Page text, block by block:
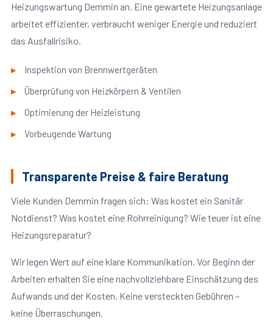
Heizungswartung Demmin an. Eine gewartete Heizungsanlage
arbeitet effizienter, verbraucht weniger Energie und reduziert
das Ausfallrisiko.
Inspektion von Brennwertgeräten
Überprüfung von Heizkörpern & Ventilen
Optimierung der Heizleistung
Vorbeugende Wartung
Transparente Preise & faire Beratung
Viele Kunden Demmin fragen sich: Was kostet ein Sanitär
Notdienst? Was kostet eine Rohrreinigung? Wie teuer ist eine
Heizungsreparatur?
Wir legen Wert auf eine klare Kommunikation. Vor Beginn der
Arbeiten erhalten Sie eine nachvollziehbare Einschätzung des
Aufwands und der Kosten. Keine versteckten Gebühren –
keine Überraschungen.